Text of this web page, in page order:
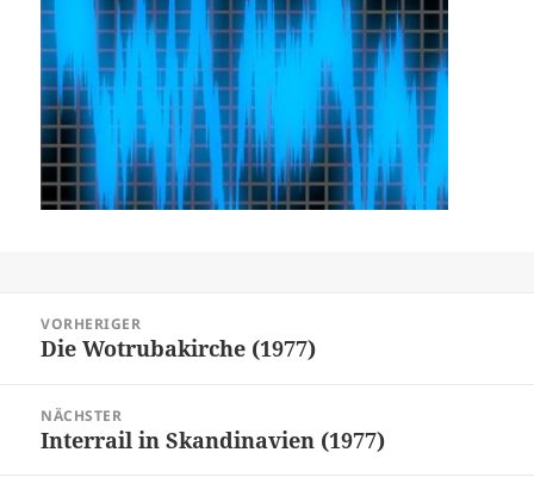
VORHERIGER
Vorheriger
Die Wotrubakirche (1977)
NÄCHSTER
Nächster
Interrail in Skandinavien (1977)